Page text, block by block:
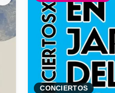
CONCIERTOS